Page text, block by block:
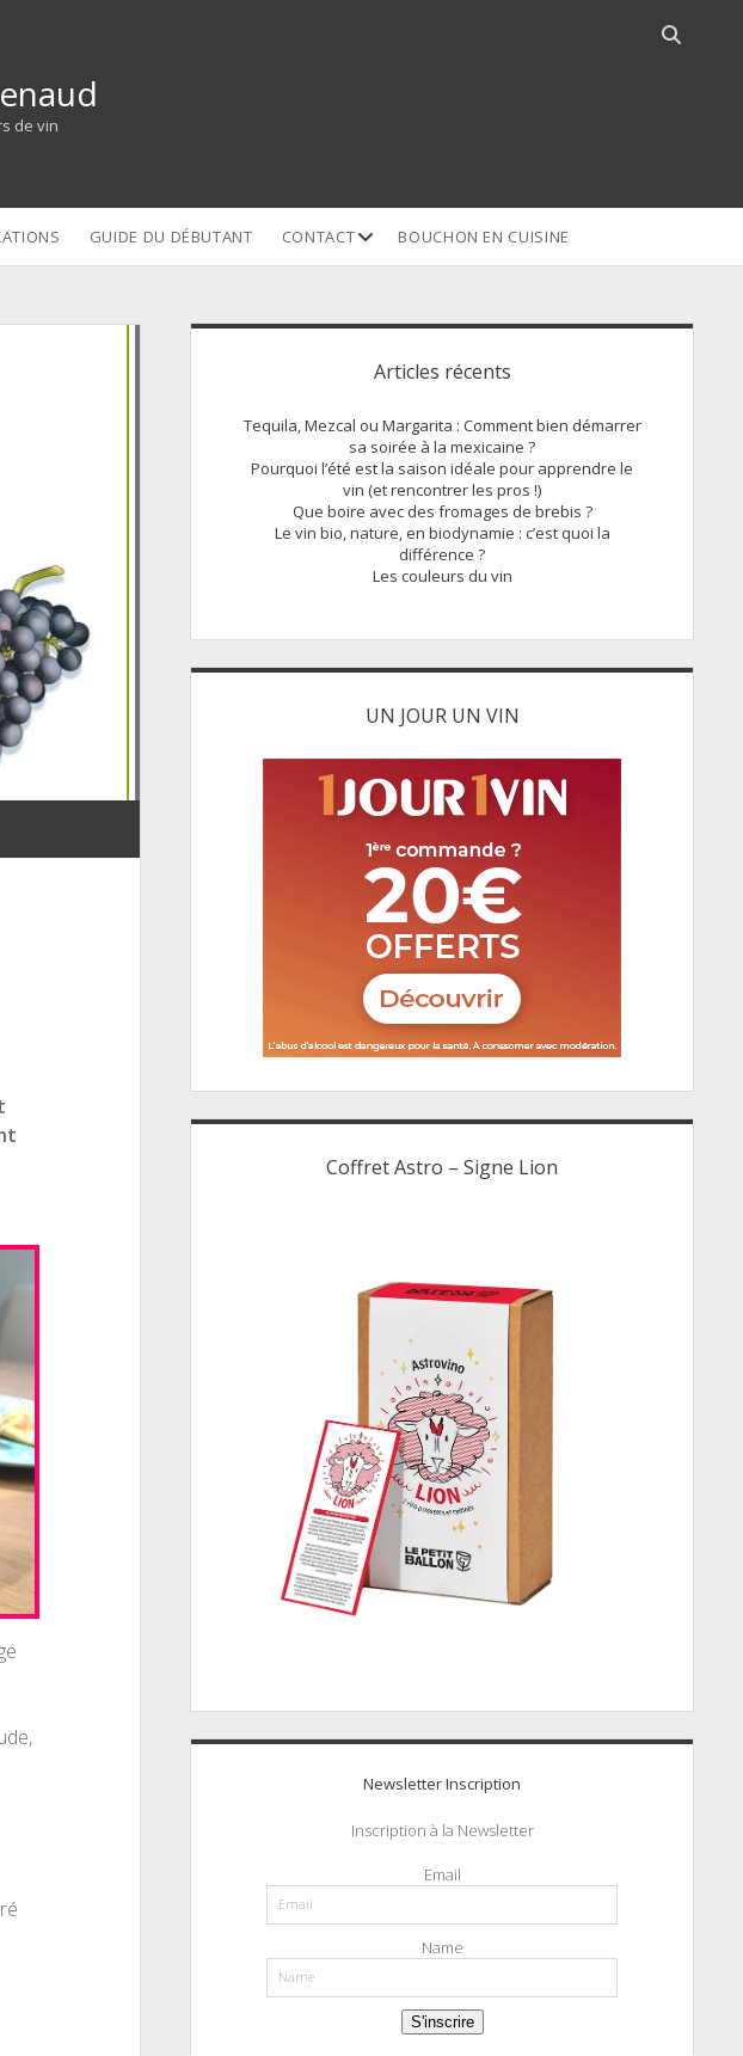
Open
de vin
GUIDE DU DÉBUTANT CONTACTopenBOUCHON EN CUISINE
Sidebar
Articles récents
Tequila, Mezcal ou Margarita : Comment bien démarrer
sa soirée à la mexicaine ?
Pourquoi l’été est la saison idéale pour apprendre le
vin (et rencontrer les pros !)
Que boire avec des fromages de brebis ?
Le vin bio, nature, en biodynamie : c’est quoi la
différence ?
Les couleurs du vin
UN JOUR UN VIN
Coffret Astro – Signe Lion
Newsletter Inscription
Inscription à la Newsletter
Email
Name
S'inscrire